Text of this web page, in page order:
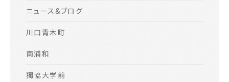
ニュース&ブログ
川口青木町
南浦和
獨協大学前